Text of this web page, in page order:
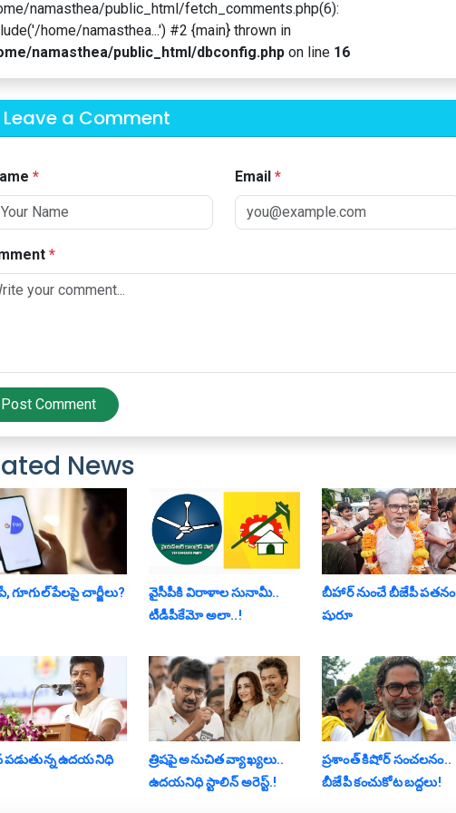
namasthea/public_html/fetch_comments.php(6):
home/namasthea...') #2 {main} thrown in
namasthea/public_html/dbconfig.php on line 16
Leave a Comment
* Email*
*
Post Comment
News
గూగుల్ పేల‌పై చార్జీలు?
వైసీపీకి విరాళాల సునామీ..
టీడీపీకేమో అలా..!
బీహార్ నుంచే బీజేపీ పతనం
షురూ
పడుతున్న ఉదయనిధి
త్రిషపై అనుచిత వ్యాఖ్య‌లు..
ఉదయనిధి స్టాలిన్ అరెస్ట్‌.!
ప్రశాంత్ కిషోర్ సంచలనం..
బీజేపీ కంచుకోట బద్దలు!